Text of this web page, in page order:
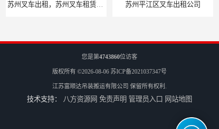
苏州叉车出租，苏州叉车租赁公司 苏州平江区叉车出租公司
您是第4743860位访客
版权所有 ©2026-08-06 苏ICP备2021037347号
江苏富顺达吊装搬运有限公司 保留所有权利.
技术支持： 八方资源网 免责声明 管理员入口 网站地图